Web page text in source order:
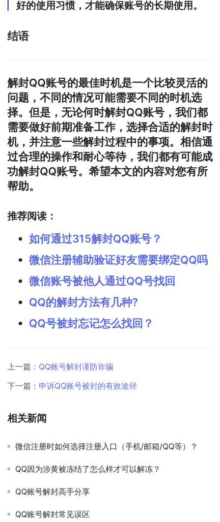
好的使用习惯，才能确保账号的长期使用。
结语
解封QQ账号的最佳时机是一个比较灵活的
问题，不同的情况可能需要不同的时机选
择。但是，无论何时解封QQ账号，我们都
需要做好前期准备工作，选择合适的解封时
机，并注意一些解封过程中的事项。相信通
过合理的操作和耐心等待，我们都有可能成
功解封QQ账号。希望本文的内容对您有所
帮助。
推荐阅读：
如何通过315解封QQ账号？
微信注册辅助验证好友需要绑定QQ吗
微信账号被他人通过QQ号找回
QQ的解封方法有几种?
QQ号被封忘记怎么找回？
上一篇： QQ账号解封谨防诈骗
下一篇： 申诉QQ账号被封的有效途径
相关新闻
微信注册时如何选择注册入口（手机/邮箱/QQ等）？
QQ因为涉黄被冻结了怎么样才可以解冻？
QQ账号解封高手分享
QQ账号解封常见误区